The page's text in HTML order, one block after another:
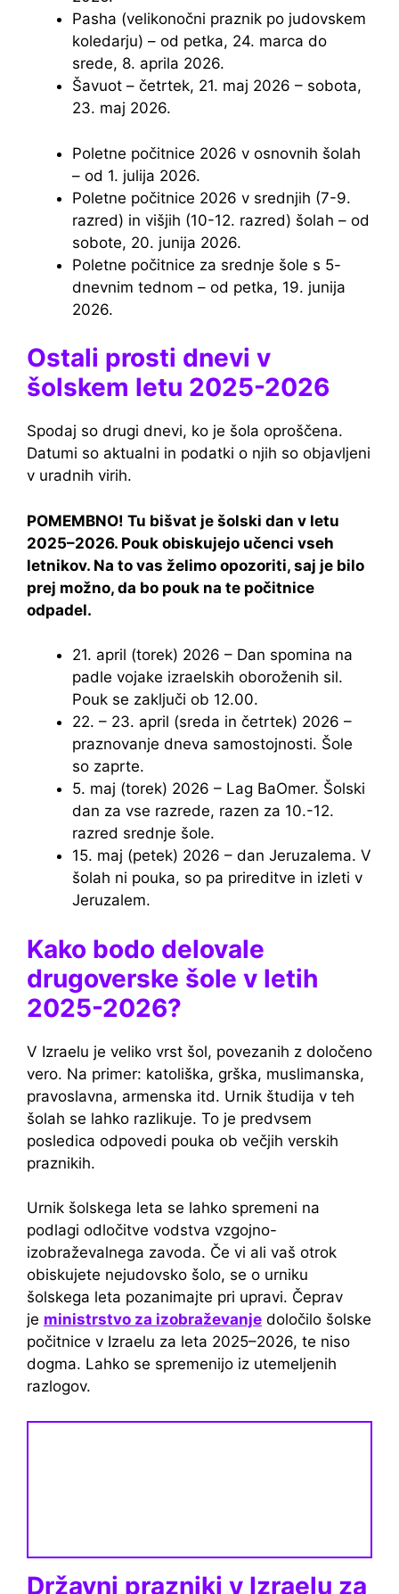
Pasha (velikonočni praznik po judovskem
koledarju) – od petka, 24. marca do
srede, 8. aprila 2026.
Šavuot – četrtek, 21. maj 2026 – sobota,
23. maj 2026.
Poletne počitnice 2026 v osnovnih šolah
– od 1. julija 2026.
Poletne počitnice 2026 v srednjih (7-9.
razred) in višjih (10-12. razred) šolah – od
sobote, 20. junija 2026.
Poletne počitnice za srednje šole s 5-
dnevnim tednom – od petka, 19. junija
2026.
Ostali prosti dnevi v
šolskem letu 2025-2026
Spodaj so drugi dnevi, ko je šola oproščena.
Datumi so aktualni in podatki o njih so objavljeni
v uradnih virih.
POMEMBNO! Tu bišvat je šolski dan v letu
2025–2026. Pouk obiskujejo učenci vseh
letnikov. Na to vas želimo opozoriti, saj je bilo
prej možno, da bo pouk na te počitnice
odpadel.
21. april (torek) 2026 – Dan spomina na
padle vojake izraelskih oboroženih sil.
Pouk se zaključi ob 12.00.
22. – 23. april (sreda in četrtek) 2026 –
praznovanje dneva samostojnosti. Šole
so zaprte.
5. maj (torek) 2026 – Lag BaOmer. Šolski
dan za vse razrede, razen za 10.-12.
razred srednje šole.
15. maj (petek) 2026 – dan Jeruzalema. V
šolah ni pouka, so pa prireditve in izleti v
Jeruzalem.
Kako bodo delovale
drugoverske šole v letih
2025-2026?
V Izraelu je veliko vrst šol, povezanih z določeno
vero. Na primer: katoliška, grška, muslimanska,
pravoslavna, armenska itd. Urnik študija v teh
šolah se lahko razlikuje. To je predvsem
posledica odpovedi pouka ob večjih verskih
praznikih.
Urnik šolskega leta se lahko spremeni na
podlagi odločitve vodstva vzgojno-
izobraževalnega zavoda. Če vi ali vaš otrok
obiskujete nejudovsko šolo, se o urniku
šolskega leta pozanimajte pri upravi. Čeprav
je ministrstvo za izobraževanje določilo šolske
počitnice v Izraelu za leta 2025–2026, te niso
dogma. Lahko se spremenijo iz utemeljenih
razlogov.
Državni prazniki v Izraelu za